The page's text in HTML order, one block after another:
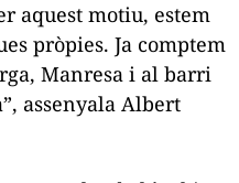
aquest motiu, estem
pròpies. Ja comptem
Manresa i al barri
assenyala Albert